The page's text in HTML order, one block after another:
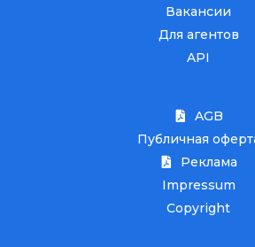
Вакансии
Для агентов
API
AGB
Публичная
Реклама
Impressum
Copyright